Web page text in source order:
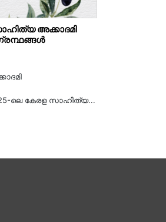
അക്കാദമി
ലെ കേരള സാഹിത്യ...